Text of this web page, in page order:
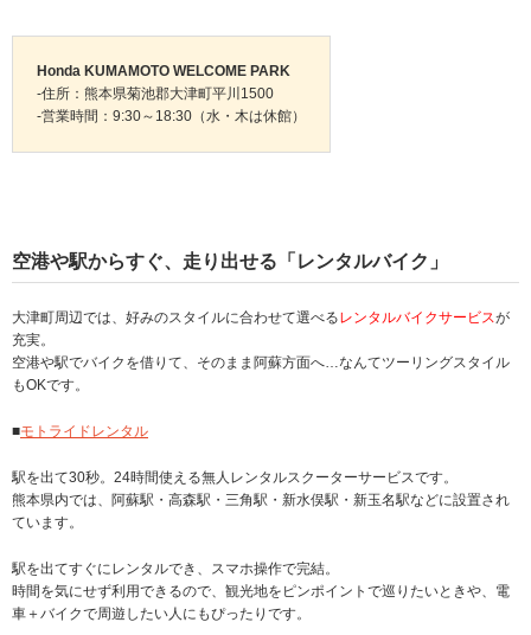
Honda KUMAMOTO WELCOME PARK
-住所：熊本県菊池郡大津町平川1500
-営業時間：9:30～18:30（水・木は休館）
空港や駅からすぐ、走り出せる「レンタルバイク」
大津町周辺では、好みのスタイルに合わせて選べるレンタルバイクサービスが
充実。
空港や駅でバイクを借りて、そのまま阿蘇方面へ…なんてツーリングスタイル
もOKです。
■モトライドレンタル
駅を出て30秒。24時間使える無人レンタルスクーターサービスです。
熊本県内では、阿蘇駅・高森駅・三角駅・新水俣駅・新玉名駅などに設置され
ています。
駅を出てすぐにレンタルでき、スマホ操作で完結。
時間を気にせず利用できるので、観光地をピンポイントで巡りたいときや、電
車＋バイクで周遊したい人にもぴったりです。